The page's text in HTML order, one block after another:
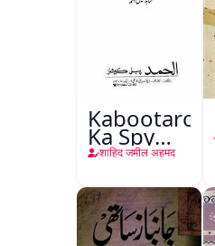
Kabootaron
Ka Spy
Plan
शाहिद जमील अहमद